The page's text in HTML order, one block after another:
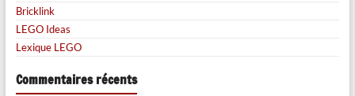
Bricklink
LEGO Ideas
Lexique LEGO
Commentaires récents